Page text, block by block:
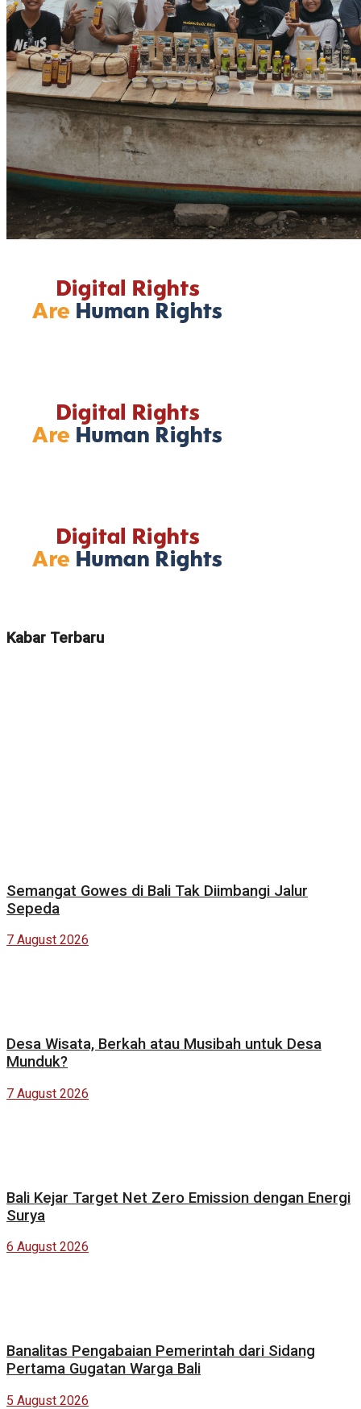
Kabar Terbaru
Semangat Gowes di Bali Tak Diimbangi Jalur
Sepeda
7 August 2026
Desa Wisata, Berkah atau Musibah untuk Desa
Munduk?
7 August 2026
Bali Kejar Target Net Zero Emission dengan Energi
Surya
6 August 2026
Banalitas Pengabaian Pemerintah dari Sidang
Pertama Gugatan Warga Bali
5 August 2026